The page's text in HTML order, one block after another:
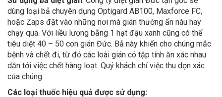
dùng loại bả chuyên dụng Optigard AB100, Maxforce FC,
hoặc Zaps đặt vào những nơi mà gián thường ẩn náu hay
chạy qua. Với liều lượng bằng 1 hạt đậu xanh cũng có thể
tiêu diệt 40 – 50 con gián Đức. Bả này khiến cho chúng mắc
bệnh và chết đi, từ đó các loài gián có tập tính ăn xác nhau
dẫn tới việc chết hàng loạt. Quý khách chỉ việc thu dọn xác
của chúng.
Các loại thuốc hiệu quả được sử dụng: